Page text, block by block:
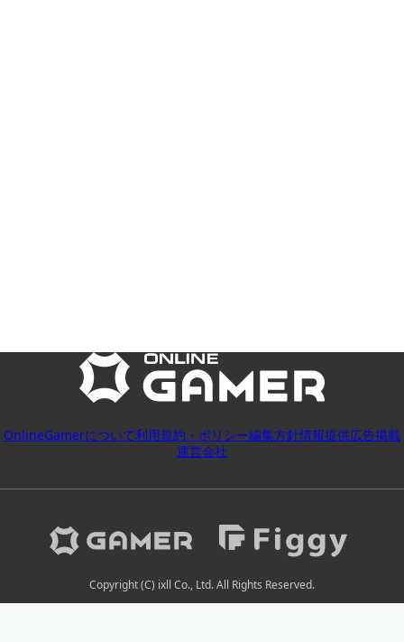
OnlineGamerについて利用規約・ポリシー編集方針情報提供広告掲載
運営会社
Copyright (C) ixll Co., Ltd. All Rights Reserved.